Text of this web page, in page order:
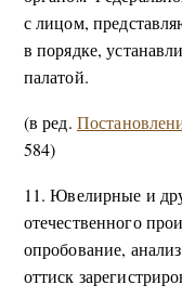
с лицом,
в порядке,
палатой.
(в ред.
584)
11. Ювелирные и
отечественного
опробование,
оттиск